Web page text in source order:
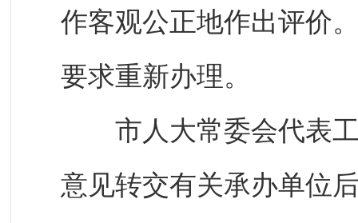
作客观公正地作出评价
要求重新办理。
市人大常委会代表工
意见转交有关承办单位